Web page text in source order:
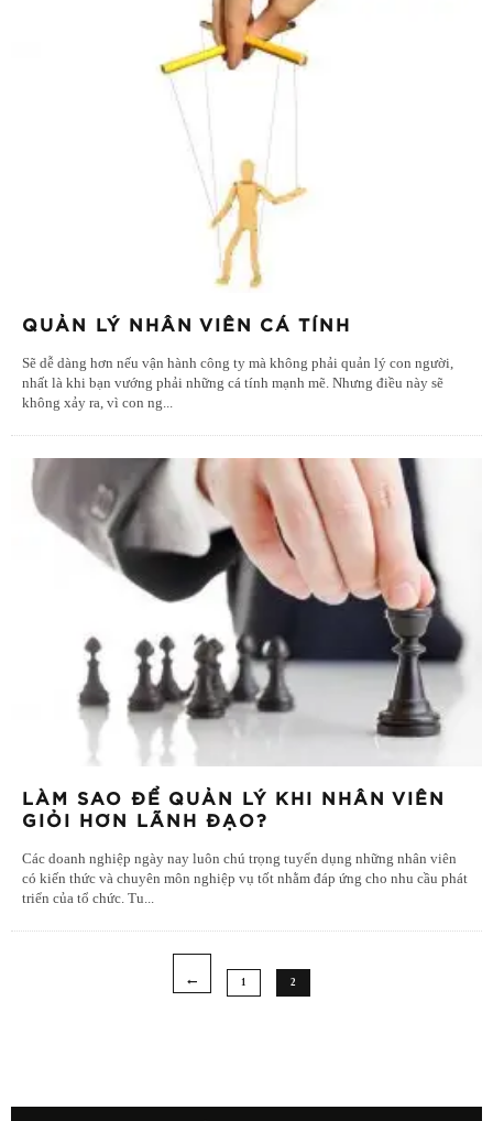
QUẢN LÝ NHÂN VIÊN CÁ TÍNH
Sẽ dễ dàng hơn nếu vận hành công ty mà không phải quản lý con người,
nhất là khi bạn vướng phải những cá tính mạnh mẽ. Nhưng điều này sẽ
không xảy ra, vì con ng...
LÀM SAO ĐỂ QUẢN LÝ KHI NHÂN VIÊN
GIỎI HƠN LÃNH ĐẠO?
Các doanh nghiệp ngày nay luôn chú trọng tuyển dụng những nhân viên
có kiến thức và chuyên môn nghiệp vụ tốt nhằm đáp ứng cho nhu cầu phát
triển của tổ chức. Tu...
1 2